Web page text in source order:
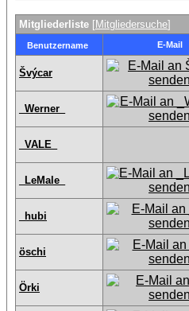
Mitgliederliste [Mitgliedersuche]
Benutzername E-Mail
Švýcar
_Werner_
_VALE_
_LeMale_
_hubi
öschi
Örki